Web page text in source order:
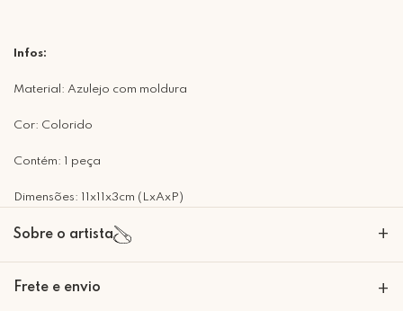
Infos:
Material: Azulejo com moldura
Cor: Colorido
Contém: 1 peça
Dimensões: 11x11x3cm (LxAxP)
Sobre o artista +
A Mimo Galeria nasceu para transformar paredes em expressões de
Frete e envio +